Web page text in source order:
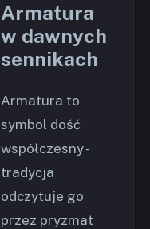
Armatura
w dawnych
sennikach
Armatura to
symbol dość
współczesny -
tradycja
odczytuje go
przez pryzmat